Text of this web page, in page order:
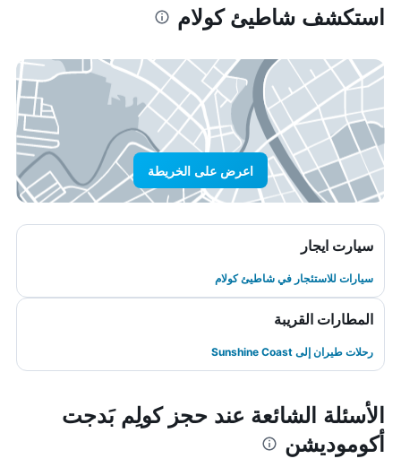
استكشف شاطيئ كولام
اعرض على الخريطة
سيارت ايجار
سيارات للاستئجار في شاطيئ كولام
المطارات القريبة
رحلات طيران إلى Sunshine Coast
الأسئلة الشائعة عند حجز كولِم بَدجت
أكوموديشن